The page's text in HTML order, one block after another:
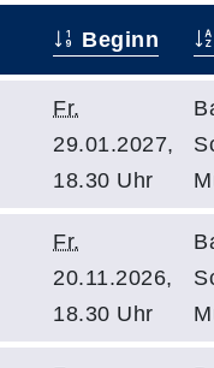
Beginn
Fr.
29.01.2027,
18.30 Uhr
Fr.
20.11.2026,
18.30 Uhr